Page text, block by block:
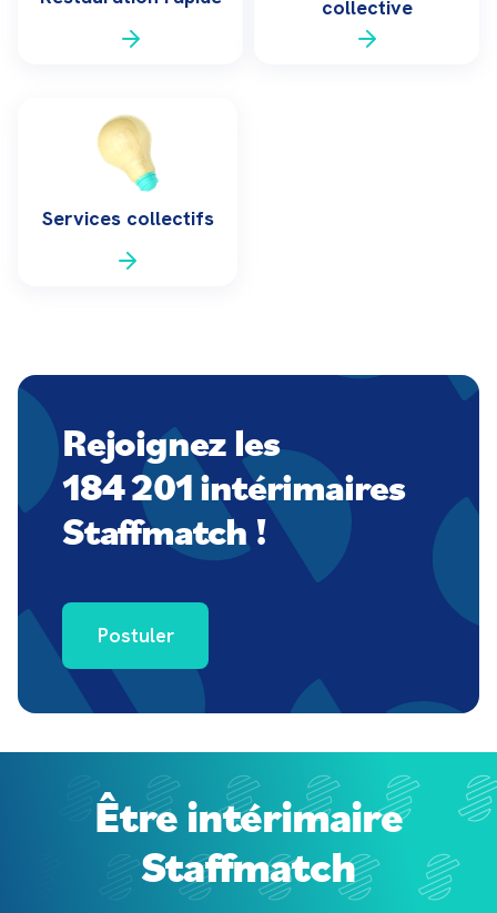
collective
Services collectifs
Rejoignez les
184 201 intérimaires
Staffmatch !
Postuler
Être intérimaire
Staffmatch